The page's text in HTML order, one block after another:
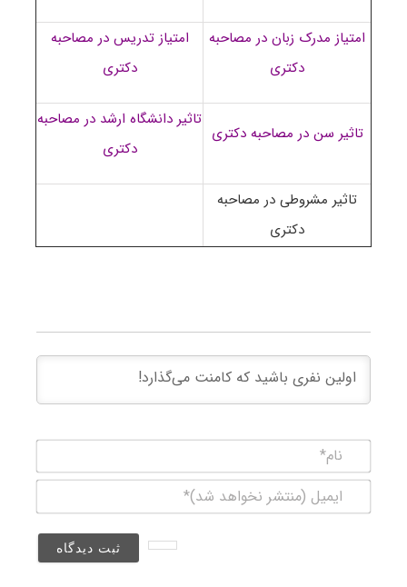
امتیاز مدرک زبان در مصاحبه
دکتری
امتیاز تدریس در مصاحبه
دکتری
تاثیر سن در مصاحبه دکتری
تاثیر دانشگاه ارشد در مصاحبه
دکتری
تاثیر مشروطی در مصاحبه
دکتری
(منتشر